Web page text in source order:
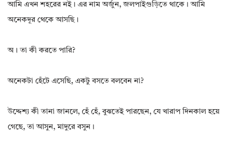
আমি এখন শহরের নই। এর নাম অর্জুন, জলপাইগুড়িতে থাকে। আমি
অনেকদূর থেকে আসছি।
অ। তা কী করতে পারি?
অনেকটা হেঁটে এসেছি, একটু বসতে বলবেন না?
উদ্দেশ্য কী তানা জানলে, হেঁ হেঁ, বুঝতেই পারছেন, যে খারাপ দিনকাল হয়ে
গেছে, তা আসুন, মাদুরে বসুন।